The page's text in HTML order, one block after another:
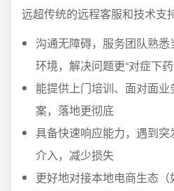
远超传统的远程客服和技术支
沟通无障碍，服务团队熟
环境，解决问题更“对症下药
能提供上门培训、面对面
案，落地更彻底
具备快速响应能力，遇到
介入，减少损失
更好地对接本地电商生态（